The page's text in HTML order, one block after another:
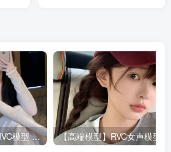
【高端模型】御姐音RVC模型 多个精品模型合并 支持唱歌